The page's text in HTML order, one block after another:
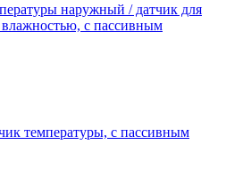
наружный / датчик для
с пассивным
температуры, с пассивным